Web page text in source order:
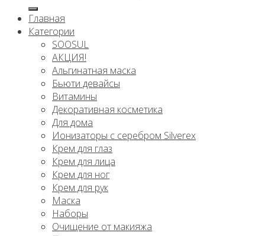
Главная
Категории
SOOSUL
АКЦИЯ!
Альгинатная маска
Бьюти девайсы
Витамины
Декоративная косметика
Для дома
Ионизаторы с серебром Silverex
Крем для глаз
Крем для лица
Крем для ног
Крем для рук
Маска
Наборы
Очищение от макияжа